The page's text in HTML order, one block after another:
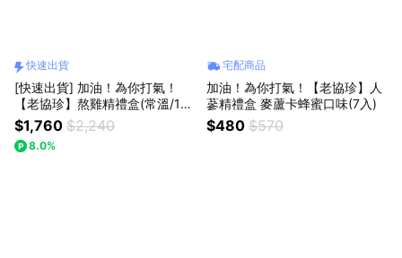
快速出貨
[快速出貨] 加油！為你打氣！
【老協珍】熬雞精禮盒(常溫/14
入)
$1,760 $2,240
8.0%
宅配商品
加油！為你打氣！【老協珍】人
蔘精禮盒 麥蘆卡蜂蜜口味(7入)
$480 $570